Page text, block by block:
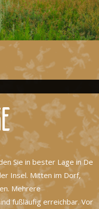
Sie in bester Lage in De
Insel. Mitten im Dorf,
Mehrere
fußläufig erreichbar. Vor